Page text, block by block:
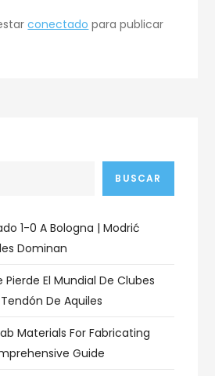
cocheconectado para publicar
BUSCAR
1-0 A Bologna | Modrić
Dominan
El Mundial De Clubes
De Aquiles
Materials For Fabricating
Guide